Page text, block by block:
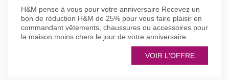
H&M pense à vous pour votre anniversaire Recevez un
bon de réduction H&M de 25% pour vous faire plaisir en
commandant vêtements, chaussures ou accessoires pour
la maison moins chers le jour de votre anniversaire
VOIR L'OFFRE